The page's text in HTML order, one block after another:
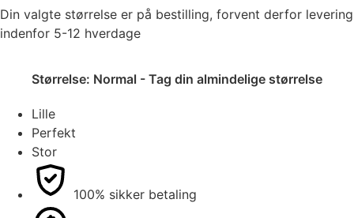
Din valgte størrelse er på bestilling, forvent derfor levering
indenfor 5-12 hverdage
Størrelse: Normal - Tag din almindelige størrelse
Lille
Perfekt
Stor
100% sikker betaling